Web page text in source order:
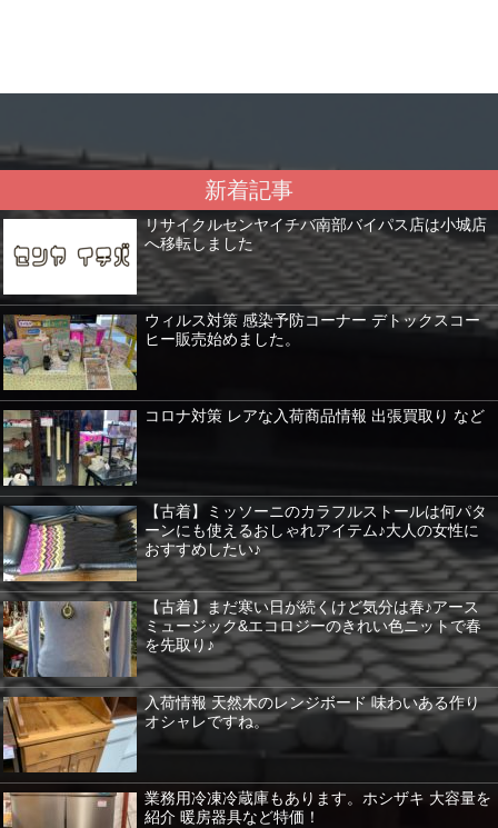
新着記事
リサイクルセンヤイチバ南部バイパス店は小城店
へ移転しました
ウィルス対策 感染予防コーナー デトックスコー
ヒー販売始めました。
コロナ対策 レアな入荷商品情報 出張買取り など
【古着】ミッソーニのカラフルストールは何パタ
ーンにも使えるおしゃれアイテム♪大人の女性に
おすすめしたい♪
【古着】まだ寒い日が続くけど気分は春♪アース
ミュージック&エコロジーのきれい色ニットで春
を先取り♪
入荷情報 天然木のレンジボード 味わいある作り
オシャレですね。
業務用冷凍冷蔵庫もあります。ホシザキ 大容量を
紹介 暖房器具など特価！